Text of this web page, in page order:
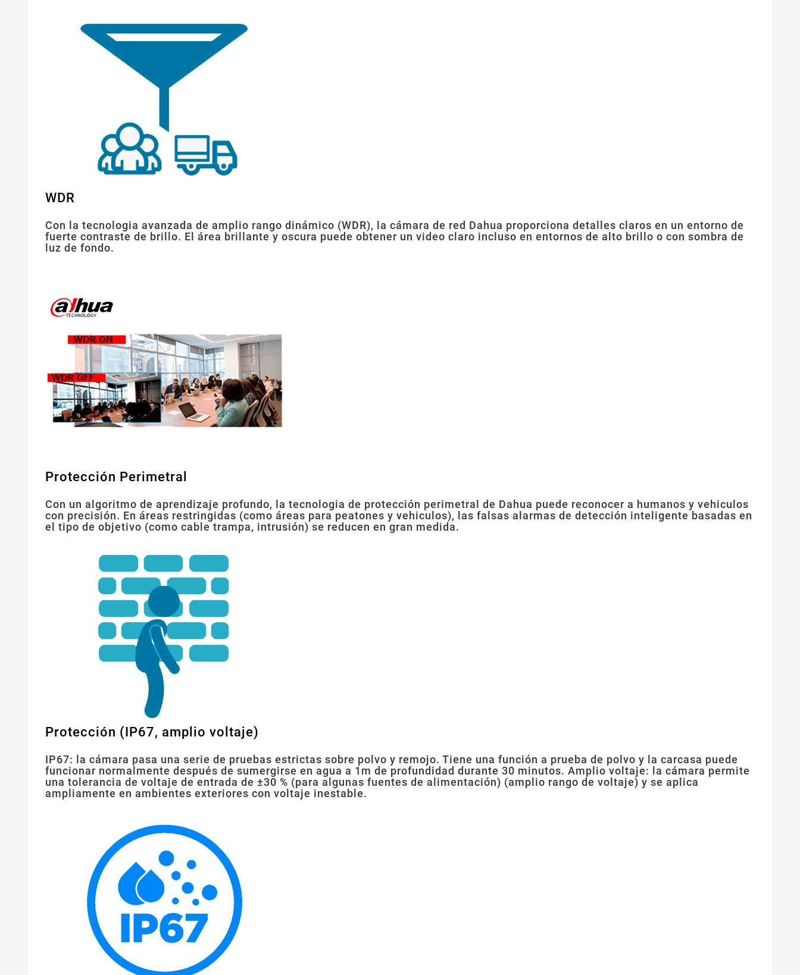
WDR
Con la tecnologia avanzada de amplio rango dinámico (WDR), la cámara de red Dahua proporciona detalles claros en un entorno de
fuerte contraste de brillo. El área brillante y oscura puede obtener un video claro incluso en entornos de alto brillo o con sombra de
luz de fondo.
Protección Perimetral
Con un algoritmo de aprendizaje profundo, la tecnologia de protección perimetral de Dahua puede reconocer a humanos y vehiculos
con precisión. En áreas restringidas (como áreas para peatones y vehiculos), las falsas alarmas de detección inteligente basadas en
el tipo de objetivo (como cable trampa, intrusión) se reducen en gran medida.
Protección (IP67, amplio voltaje)
IP67: la cámara pasa una serie de pruebas estrictas sobre polvo y remojo. Tiene una función a prueba de polvo y la carcasa puede
funcionar normalmente después de sumergirse en agua a 1m de profundidad durante 30 minutos. Amplio voltaje: la cámara permite
una tolerancia de voltaje de entrada de ±30 % (para algunas fuentes de alimentación) (amplio rango de voltaje) y se aplica
ampliamente en ambientes exteriores con voltaje inestable.